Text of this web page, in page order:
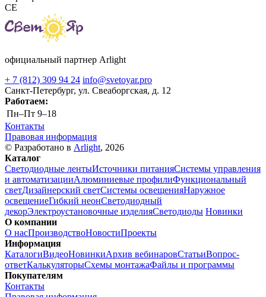
CE
официальный партнер Arlight
+ 7 (812) 309 94 24 info@svetoyar.pro
Санкт-Петербург, ул. Свеаборгская, д. 12
Работаем:
Пн–Пт 9–18
Контакты
Правовая информация
© Разработано в Arlight, 2026
Каталог
Светодиодные лентыИсточники питанияСистемы управления
и автоматизацииАлюминиевые профилиФункциональный
светДизайнерский светСистемы освещенияНаружное
освещениеГибкий неонСветодиодный
декорЭлектроустановочные изделияСветодиоды Новинки
О компании
О насПроизводствоНовостиПроекты
Информация
КаталогиВидеоНовинкиАрхив вебинаровСтатьиВопрос-
ответКалькуляторыСхемы монтажаФайлы и программы
Покупателям
Контакты